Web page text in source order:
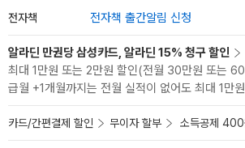
전자책 전자책 출간알림 신청
알라딘 만권당 삼성카드, 알라딘 15% 청구 할인
최대 1만원 또는 2만원 할인(전월 30만원 또는
급월 +1개월까지는 전월 실적이 없어도 최대 1만
카드/간편결제 할인 무이자 할부 소득공제 400